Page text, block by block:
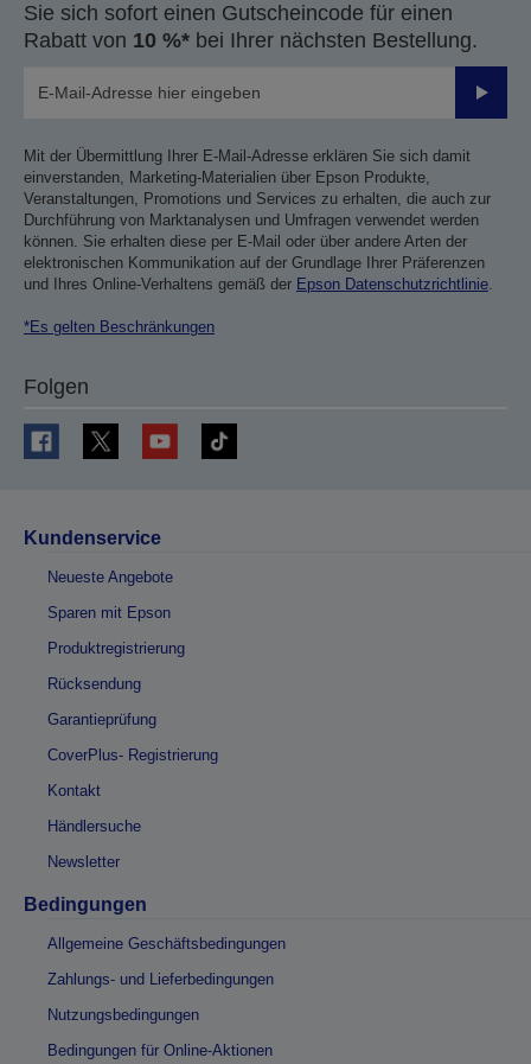
Sie sich sofort einen Gutscheincode für einen
Rabatt von 10 %* bei Ihrer nächsten Bestellung.
Mit der Übermittlung Ihrer E-Mail-Adresse erklären Sie sich damit
einverstanden, Marketing-Materialien über Epson Produkte,
Veranstaltungen, Promotions und Services zu erhalten, die auch zur
Durchführung von Marktanalysen und Umfragen verwendet werden
können. Sie erhalten diese per E-Mail oder über andere Arten der
elektronischen Kommunikation auf der Grundlage Ihrer Präferenzen
und Ihres Online-Verhaltens gemäß der Epson Datenschutzrichtlinie.
*Es gelten Beschränkungen
Folgen
Kundenservice
Neueste Angebote
Sparen mit Epson
Produktregistrierung
Rücksendung
Garantieprüfung
CoverPlus- Registrierung
Kontakt
Händlersuche
Newsletter
Bedingungen
Allgemeine Geschäftsbedingungen
Zahlungs- und Lieferbedingungen
Nutzungsbedingungen
Bedingungen für Online-Aktionen